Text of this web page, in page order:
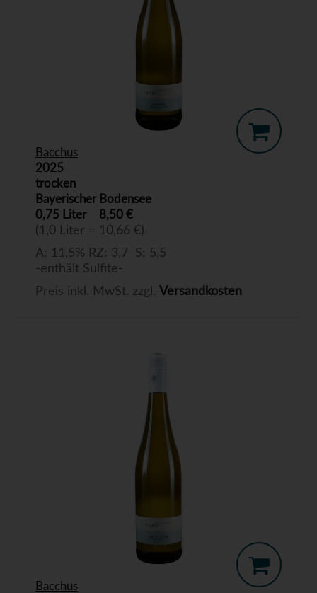
Bacchus
2025
trocken
Bayerischer Bodensee
0,75 Liter
8,50 €
(1,0 Liter = 10,66 €)
A: 11,5% RZ: 3,7 S: 5,5
-enthält Sulfite-
Preis inkl. MwSt. zzgl. Versandkosten
Bacchus